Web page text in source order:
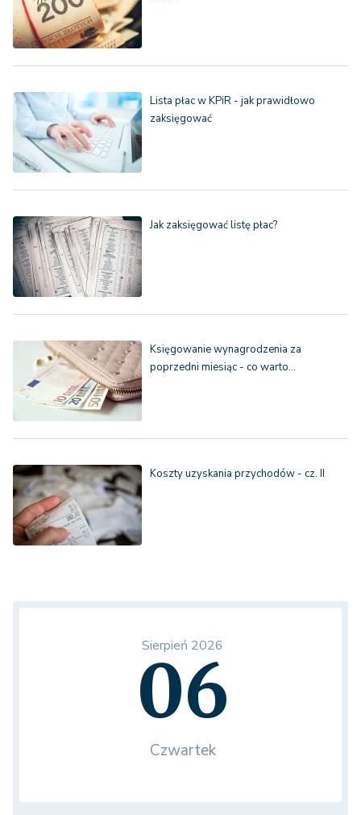
Lista płac w KPiR - jak prawidłowo
zaksięgować
Jak zaksięgować listę płac?
Księgowanie wynagrodzenia za
poprzedni miesiąc - co warto…
Koszty uzyskania przychodów - cz. II
Sierpień 2026
06
Czwartek